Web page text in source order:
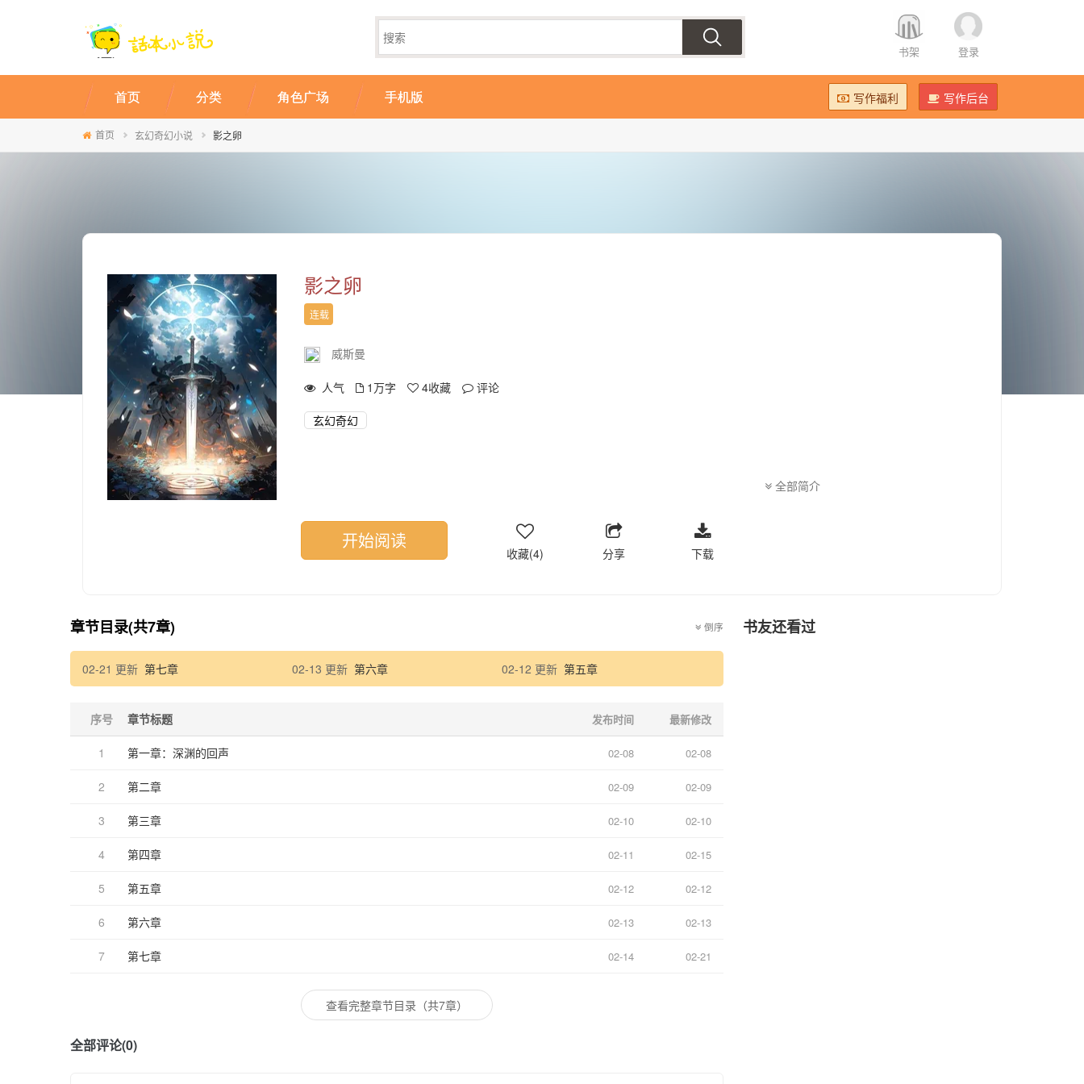
书架 登录
写作福利 写作后台
首页 分类 角色广场 手机版
首页 玄幻奇幻小说 影之卵
影之卵
连载
威斯曼
人气 1万字 4收藏 评论
玄幻奇幻
全部简介
开始阅读
收藏(4) 分享 下载
章节目录(共7章) 倒序
02-21 更新 第七章 02-13 更新 第六章 02-12 更新 第五章
序号 章节标题 发布时间 最新修改
1 第一章：深渊的回声 02-08 02-08
2 第二章 02-09 02-09
3 第三章 02-10 02-10
4 第四章 02-11 02-15
5 第五章 02-12 02-12
6 第六章 02-13 02-13
7 第七章 02-14 02-21
查看完整章节目录（共7章）
全部评论(0)
书友还看过